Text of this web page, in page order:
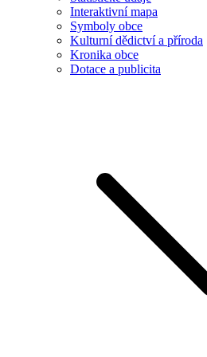
Interaktivní mapa
Symboly obce
Kulturní dědictví a příroda
Kronika obce
Dotace a publicita